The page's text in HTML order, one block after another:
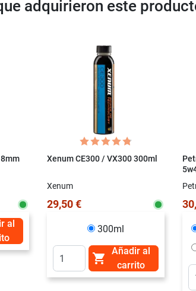
adquirieron este
al
Xenum CE300 / VX300 300ml
Xenum
29,50 €
300ml

Añadir al
carrito